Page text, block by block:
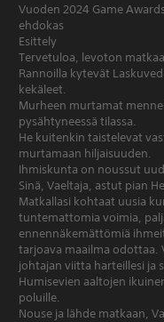
Vuoden 2024 Game
ehdokas
Esittely
Tervetuloa, levoton
Rannoilla kytevät
kekäleet.
Murheen murtamat
pysähtyneessä tilassa.
He kuitenkin taistelevat
murtamaan hiljaisuuden.
Ihmiskunta on noussut
Sinä, Vaeltaja, astut pian
Matkallasi kohtaat uusia
tuntemattomia voimia,
ennennäkemättömiä
tarjoava maailma odottaa.
johtajan viitta harteillesi ja
Humisevien aaltojen
poluille.
Nouse ja lähde matkaan,